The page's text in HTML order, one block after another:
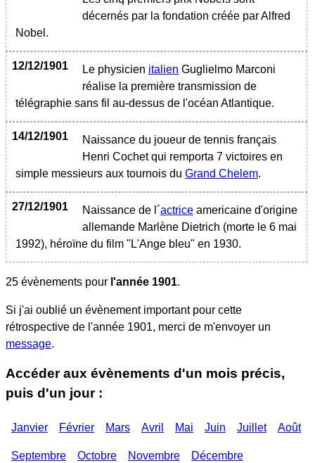
décernés par la fondation créée par Alfred
Nobel.
12/12/1901 Le physicien italien Guglielmo Marconi
réalise la première transmission de
télégraphie sans fil au-dessus de l'océan Atlantique.
14/12/1901
Naissance du joueur de tennis français
Henri Cochet qui remporta 7 victoires en
simple messieurs aux tournois du Grand Chelem.
27/12/1901 Naissance de l´actrice americaine d'origine
allemande Marlène Dietrich (morte le 6 mai
1992), héroïne du film "L'Ange bleu" en 1930.
25 évènements pour l'année 1901.
Si j'ai oublié un évènement important pour cette
rétrospective de l'année 1901, merci de m'envoyer un
message.
Accéder aux évènements d'un mois précis,
puis d'un jour :
Janvier Février Mars Avril Mai Juin Juillet Août
Septembre Octobre Novembre Décembre